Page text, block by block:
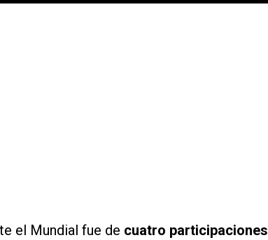
el Mundial fue de cuatro participaciones